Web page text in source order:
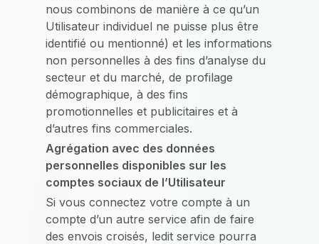
nous combinons de manière à ce qu’un
Utilisateur individuel ne puisse plus être
identifié ou mentionné) et les informations
non personnelles à des fins d’analyse du
secteur et du marché, de profilage
démographique, à des fins
promotionnelles et publicitaires et à
d’autres fins commerciales.
Agrégation avec des données
personnelles disponibles sur les
comptes sociaux de l’Utilisateur
Si vous connectez votre compte à un
compte d’un autre service afin de faire
des envois croisés, ledit service pourra